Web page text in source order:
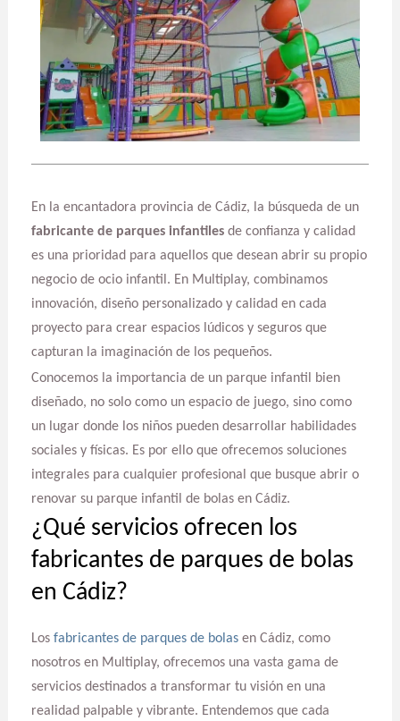
En la encantadora provincia de Cádiz, la búsqueda de un
fabricante de parques infantilesde confianza y calidad
es una prioridad para aquellos que desean abrir su propio
negocio de ocio infantil. En Multiplay, combinamos
innovación, diseño personalizado y calidad en cada
proyecto para crear espacios lúdicos y seguros que
capturan la imaginación de los pequeños.
Conocemos la importancia de un parque infantil bien
diseñado, no solo como un espacio de juego, sino como
un lugar donde los niños pueden desarrollar habilidades
sociales y físicas. Es por ello que ofrecemos soluciones
integrales para cualquier profesional que busque abrir o
renovar su parque infantil de bolas en Cádiz.
¿Qué servicios ofrecen los
fabricantes de parques de bolas
en Cádiz?
Los fabricantes de parques de bolasen Cádiz, como
nosotros en Multiplay, ofrecemos una vasta gama de
servicios destinados a transformar tu visión en una
realidad palpable y vibrante. Entendemos que cada